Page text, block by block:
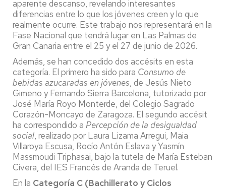
aparente descanso, revelando interesantes
diferencias entre lo que los jóvenes creen y lo que
realmente ocurre. Este trabajo nos representará en la
Fase Nacional que tendrá lugar en Las Palmas de
Gran Canaria entre el 25 y el 27 de junio de 2026.
Además, se han concedido dos accésits en esta
categoría. El primero ha sido para Consumo de
bebidas azucaradas en jóvenes, de Jesús Nieto
Gimeno y Fernando Sierra Barcelona, tutorizado por
José María Royo Monterde, del Colegio Sagrado
Corazón-Moncayo de Zaragoza. El segundo accésit
ha correspondido a Percepción de la desigualdad
social, realizado por Laura Lizama Arregui, Maia
Villaroya Escusa, Rocío Antón Eslava y Yasmín
Massmoudi Triphasai, bajo la tutela de María Esteban
Civera, del IES Francés de Aranda de Teruel.
En la Categoría C (Bachillerato y Ciclos